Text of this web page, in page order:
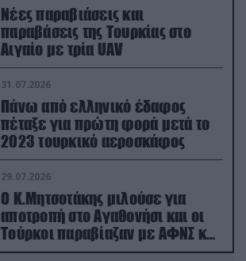
Νέες παραβιάσεις και
παραβάσεις της Τουρκίας στο
Αιγαίο με τρία UAV
31.07.2026
Πάνω από ελληνικό έδαφος
πέταξε για πρώτη φορά μετά το
2023 τουρκικό αεροσκάφος
29.07.2026
Ο Κ.Μητσοτάκης μιλούσε για
αποτροπή στο Αγαθονήσι και οι
Τούρκοι παραβίαζαν με ΑΦΝΣ και
drone